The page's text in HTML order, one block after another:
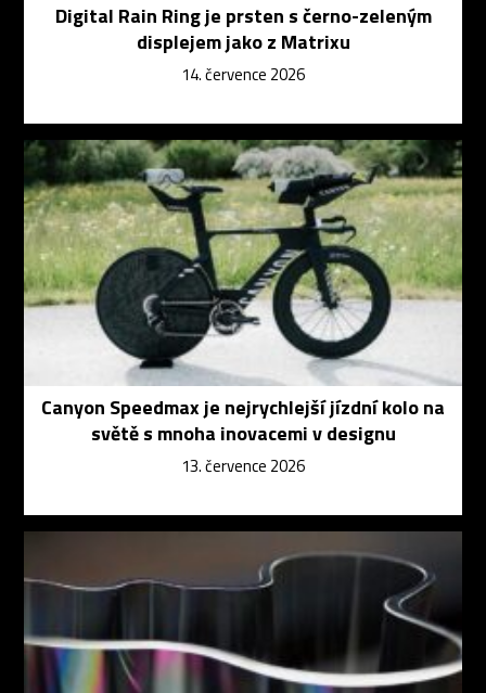
Digital Rain Ring je prsten s černo-zeleným
displejem jako z Matrixu
14. července 2026
Canyon Speedmax je nejrychlejší jízdní kolo na
světě s mnoha inovacemi v designu
13. července 2026